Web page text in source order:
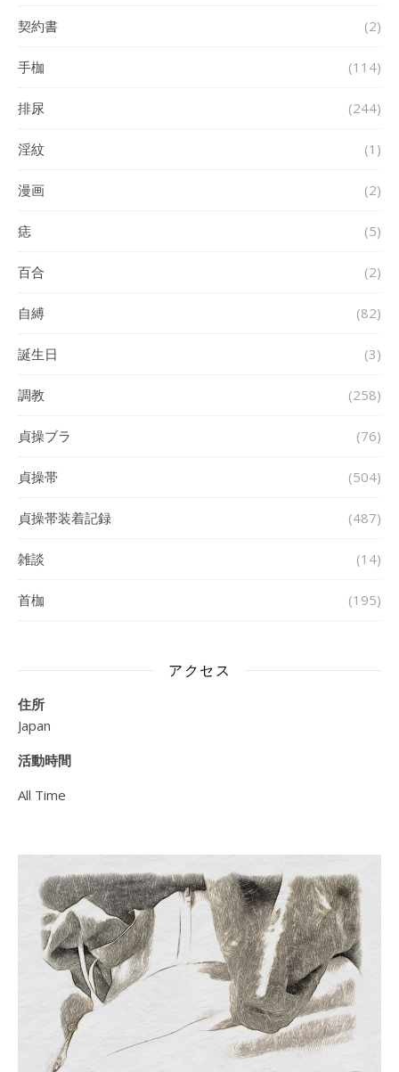
契約書 (2)
手枷 (114)
排尿 (244)
淫紋 (1)
漫画 (2)
痣 (5)
百合 (2)
自縛 (82)
誕生日 (3)
調教 (258)
貞操ブラ (76)
貞操帯 (504)
貞操帯装着記録 (487)
雑談 (14)
首枷 (195)
アクセス
住所
Japan
活動時間
All Time